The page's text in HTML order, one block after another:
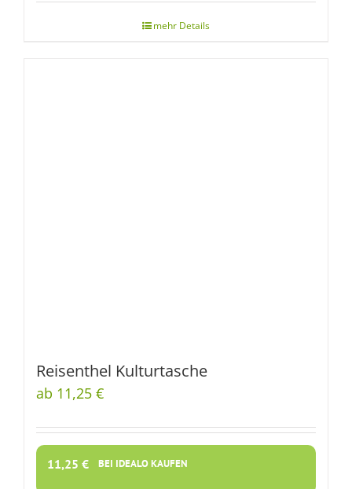
Reisenthel Kulturtasche
ab 11,25 €
11,25 € BEI IDEALO KAUFEN